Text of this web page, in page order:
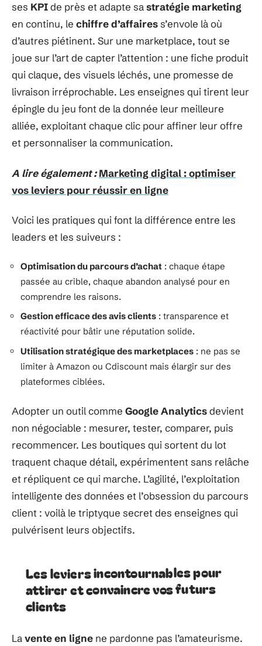
ses KPIde près et adapte sastratégie marketing
en continu, le chiffre d’affairess’envole là où
d’autres piétinent. Sur une marketplace, tout se
joue sur l’art de capter l’attention : une fiche produit
qui claque, des visuels léchés, une promesse de
livraison irréprochable. Les enseignes qui tirent leur
épingle du jeu font de la donnée leur meilleure
alliée, exploitant chaque clic pour affiner leur offre
et personnaliser la communication.
A lire également : Marketing digital : optimiser
vos leviers pour réussir en ligne
Voici les pratiques qui font la différence entre les
leaders et les suiveurs :
Optimisation du parcours d’achat : chaque étape
passée au crible, chaque abandon analysé pour en
comprendre les raisons.
Gestion efficace des avis clients : transparence et
réactivité pour bâtir une réputation solide.
Utilisation stratégique des marketplaces : ne pas se
limiter à Amazon ou Cdiscount mais élargir sur des
plateformes ciblées.
Adopter un outil comme Google Analyticsdevient
non négociable : mesurer, tester, comparer, puis
recommencer. Les boutiques qui sortent du lot
traquent chaque détail, expérimentent sans relâche
et répliquent ce qui marche. L’agilité, l’exploitation
intelligente des données et l’obsession du parcours
client : voilà le triptyque secret des enseignes qui
pulvérisent leurs objectifs.
Les leviers incontournables pour
attirer et convaincre vos futurs
clients
Lavente en ligne ne pardonne pas l’amateurisme.